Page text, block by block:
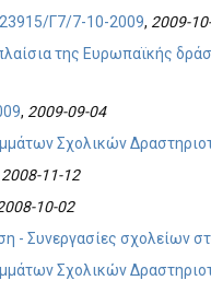
Γ7/7-10-2009, 2009-
της Ευρωπαϊκής
, 2009-09-04
Σχολικών
2008-11-12
10-02
- Συνεργασίες σχολείων
Σχολικών